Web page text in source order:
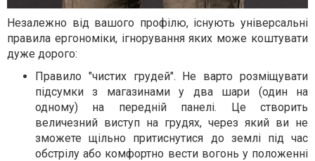
Незалежно від вашого профілю, існують універсальні
правила ергономіки, ігнорування яких може коштувати
дуже дорого:
Правило "чистих грудей". Не варто розміщувати
підсумки з магазинами у два шари (один на
одному) на передній панелі. Це створить
величезний виступ на грудях, через який ви не
зможете щільно притиснутися до землі під час
обстрілу або комфортно вести вогонь у положенні